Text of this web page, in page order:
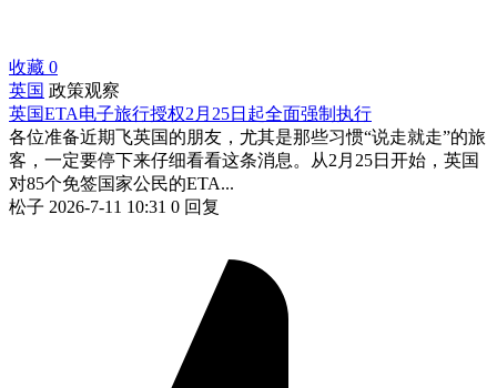
收藏 0
英国 政策观察
英国ETA电子旅行授权2月25日起全面强制执行
各位准备近期飞英国的朋友，尤其是那些习惯“说走就走”的旅
客，一定要停下来仔细看看这条消息。从2月25日开始，英国
对85个免签国家公民的ETA...
松子 2026-7-11 10:31 0 回复